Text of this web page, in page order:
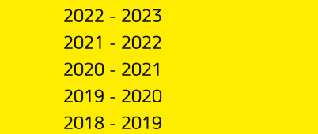
2022 - 2023
2021 - 2022
2020 - 2021
2019 - 2020
2018 - 2019